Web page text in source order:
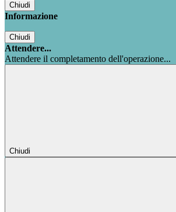
Chiudi
Informazione
Chiudi
Attendere...
Attendere il completamento dell'operazione...
Chiudi